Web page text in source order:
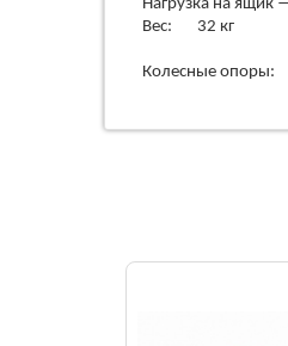
Нагрузка на ящик
Вес: 32 кг
Колесные опоры: